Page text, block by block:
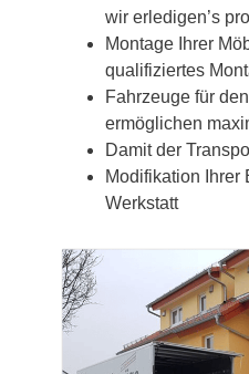
wir erledigen’s
Montage Ihrer
qualifiziertes
Fahrzeuge für
ermöglichen
Damit der
Modifikation Ihrer
Werkstatt